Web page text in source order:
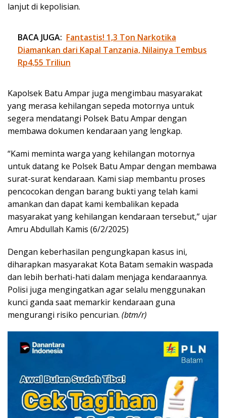
lanjut di kepolisian.
BACA JUGA: Fantastis! 1,3 Ton Narkotika
Diamankan dari Kapal Tanzania, Nilainya Tembus
Rp4,55 Triliun
Kapolsek Batu Ampar juga mengimbau masyarakat
yang merasa kehilangan sepeda motornya untuk
segera mendatangi Polsek Batu Ampar dengan
membawa dokumen kendaraan yang lengkap.
“Kami meminta warga yang kehilangan motornya
untuk datang ke Polsek Batu Ampar dengan membawa
surat-surat kendaraan. Kami siap membantu proses
pencocokan dengan barang bukti yang telah kami
amankan dan dapat kami kembalikan kepada
masyarakat yang kehilangan kendaraan tersebut,” ujar
Amru Abdullah Kamis (6/2/2025)
Dengan keberhasilan pengungkapan kasus ini,
diharapkan masyarakat Kota Batam semakin waspada
dan lebih berhati-hati dalam menjaga kendaraannya.
Polisi juga mengingatkan agar selalu menggunakan
kunci ganda saat memarkir kendaraan guna
mengurangi risiko pencurian. (btm/r)